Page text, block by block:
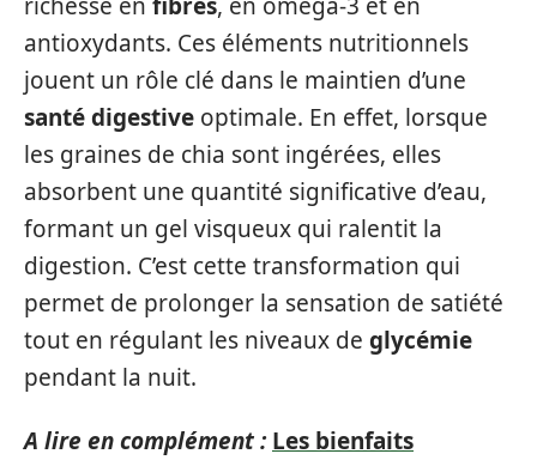
antioxydants. Ces éléments nutritionnels
jouent un rôle clé dans le maintien d’une
santé digestive optimale. En effet, lorsque
les graines de chia sont ingérées, elles
absorbent une quantité significative d’eau,
formant un gel visqueux qui ralentit la
digestion. C’est cette transformation qui
permet de prolonger la sensation de satiété
tout en régulant les niveaux de glycémie
pendant la nuit.
A lire en complément : Les bienfaits